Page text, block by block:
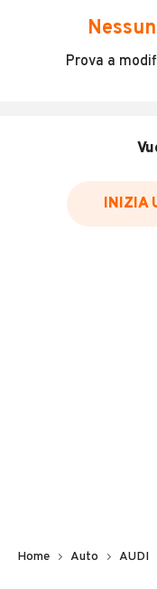
scegliere in modo
Incidenti in cui
Data e luogo
Inserisci il numero
Prova a
INIZIA
Home Auto AUDI